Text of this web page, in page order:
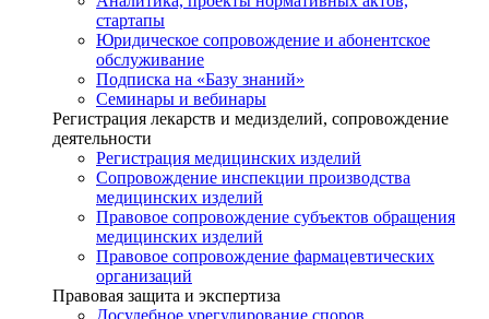
стартапы
Юридическое сопровождение и абонентское
обслуживание
Подписка на «Базу знаний»
Семинары и вебинары
Регистрация лекарств и медизделий, сопровождение
деятельности
Регистрация медицинских изделий
Сопровождение инспекции производства
медицинских изделий
Правовое сопровождение субъектов обращения
медицинских изделий
Правовое сопровождение фармацевтических
организаций
Правовая защита и экспертиза
Досудебное урегулирование споров